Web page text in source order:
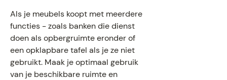
Als je meubels koopt met meerdere
functies - zoals banken die dienst
doen als opbergruimte eronder of
een opklapbare tafel als je ze niet
gebruikt. Maak je optimaal gebruik
van je beschikbare ruimte en